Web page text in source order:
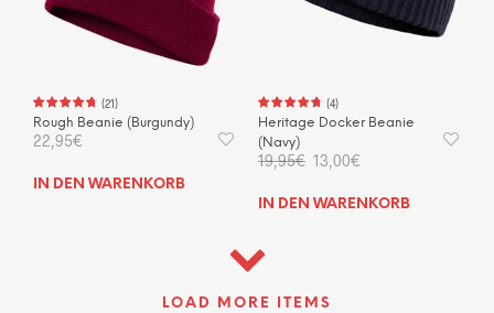
(21 )
Rough Beanie (Burgundy)
22,95€
IN DEN WARENKORB
(4)
Heritage Docker Beanie
(Navy)
19,95€ Ursprünglicher
Preis
19,95€
13,00€
13,00€.
IN DEN WARENKORB
LOAD MORE ITEMS